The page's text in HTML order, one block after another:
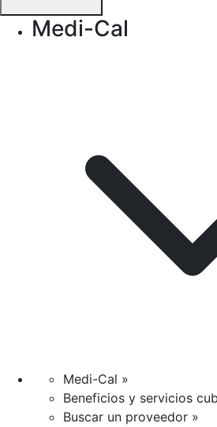
Medi-Cal
Medi-Cal »
Beneficios y servicios
Buscar un proveedor »